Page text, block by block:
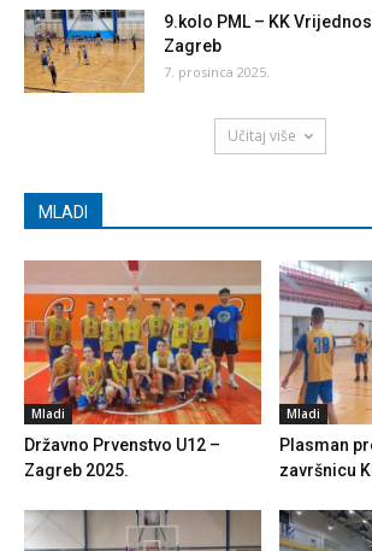
9.kolo PML – KK
Zagreb
7. prosinca 2025.
Učitaj više
MLADI
Mladi
Državno Prvenstvo U12 –
Zagreb 2025.
Mladi
Plasman
završnicu